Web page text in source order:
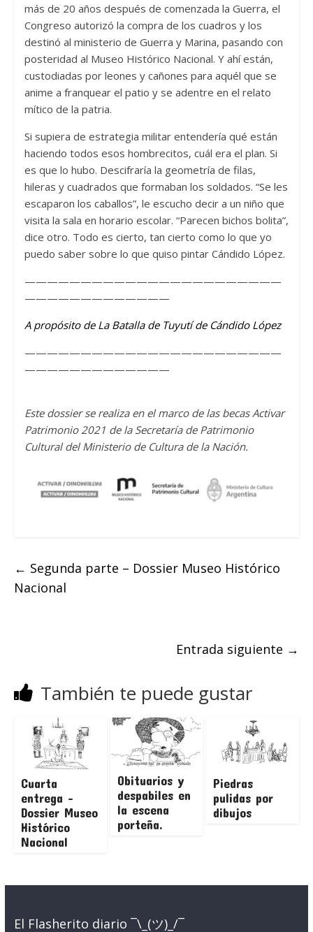
más de 20 años después de comenzada la Guerra, el
Congreso autorizó la compra de los cuadros y los
destinó al ministerio de Guerra y Marina, pasando con
posteridad al Museo Histórico Nacional. Y ahí están,
custodiadas por leones y cañones para aquél que se
anime a franquear el patio y se adentre en el relato
mítico de la patria.
Si supiera de estrategia militar entendería qué están
haciendo todos esos hombrecitos, cuál era el plan. Si
es que lo hubo. Descifraría la geometría de filas,
hileras y cuadrados que formaban los soldados. “Se les
escaparon los caballos”, le escucho decir a un niño que
visita la sala en horario escolar. “Parecen bichos bolita”,
dice otro. Todo es cierto, tan cierto como lo que yo
puedo saber sobre lo que quiso pintar Cándido López.
———————————————————————
—————————————
A propósito de La Batalla de Tuyutí de Cándido López
———————————————————————
—————————————
Este dossier se realiza en el marco de las becas Activar
Patrimonio 2021 de la Secretaría de Patrimonio
Cultural del Ministerio de Cultura de la Nación.
← Segunda parte – Dossier Museo Histórico
Nacional
Entrada siguiente →
También te puede gustar
Cuarta
entrega –
Dossier Museo
Histórico
Nacional
Obituarios y
despabiles en
la escena
porteña.
Piedras
pulidas por
dibujos
El Flasherito diario ¯\_(ツ)_/¯